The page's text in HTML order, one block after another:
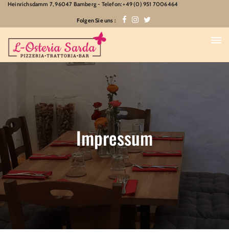
Heinrichsdamm 7, 96047 Bamberg - Telefon: +49 (0) 951 7006464
Folgen Sie uns :
Impressum